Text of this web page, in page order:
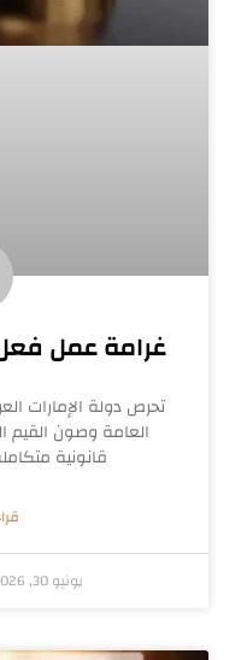
غرامة عمل
تحرص دولة الإمارات
العامة وصون
قانونية
يونيو 30, 2026